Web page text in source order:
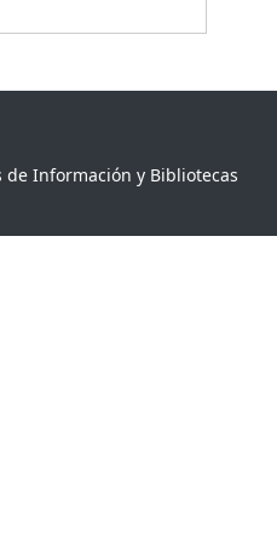
de Información y Bibliotecas